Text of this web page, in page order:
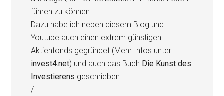
führen zu können.
Dazu habe ich neben diesem Blog und
Youtube auch einen extrem günstigen
Aktienfonds gegründet (Mehr Infos unter
invest4.net) und auch das Buch Die Kunst des
Investierens geschrieben.
/